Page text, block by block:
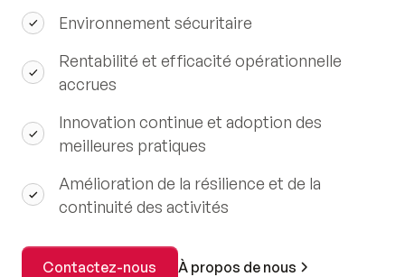
Environnement sécuritaire
Rentabilité et efficacité opérationnelle
accrues
Innovation continue et adoption des
meilleures pratiques
Amélioration de la résilience et de la
continuité des activités
Contactez-nous À propos de nous